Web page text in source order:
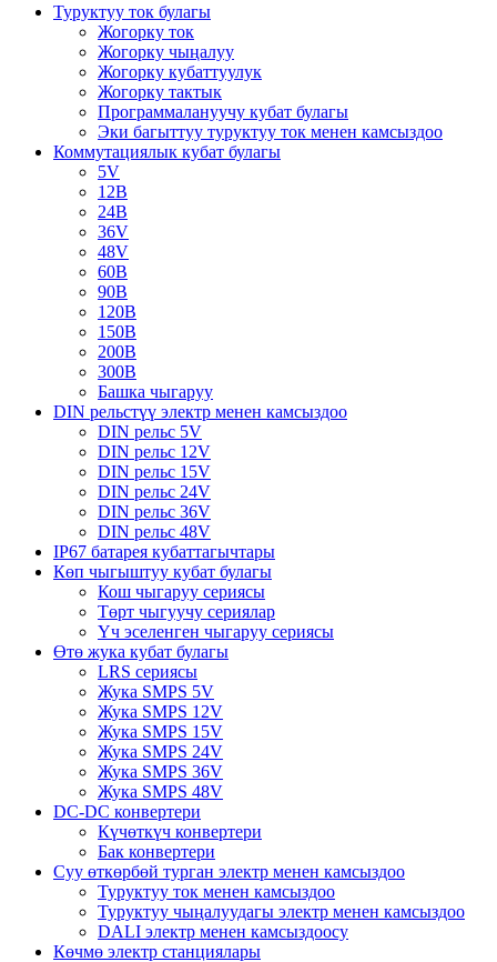
Туруктуу ток булагы
Жогорку ток
Жогорку чыңалуу
Жогорку кубаттуулук
Жогорку тактык
Программалануучу кубат булагы
Эки багыттуу туруктуу ток менен камсыздоо
Коммутациялык кубат булагы
5V
12В
24В
36V
48V
60В
90В
120В
150В
200В
300В
Башка чыгаруу
DIN рельстүү электр менен камсыздоо
DIN рельс 5V
DIN рельс 12V
DIN рельс 15V
DIN рельс 24V
DIN рельс 36V
DIN рельс 48V
IP67 батарея кубаттагычтары
Көп чыгыштуу кубат булагы
Кош чыгаруу сериясы
Төрт чыгуучу сериялар
Үч эселенген чыгаруу сериясы
Өтө жука кубат булагы
LRS сериясы
Жука SMPS 5V
Жука SMPS 12V
Жука SMPS 15V
Жука SMPS 24V
Жука SMPS 36V
Жука SMPS 48V
DC-DC конвертери
Күчөткүч конвертери
Бак конвертери
Суу өткөрбөй турган электр менен камсыздоо
Туруктуу ток менен камсыздоо
Туруктуу чыңалуудагы электр менен камсыздоо
DALI электр менен камсыздоосу
Көчмө электр станциялары